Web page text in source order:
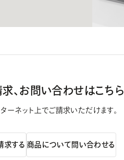
、 お問い合わせはこちら
ーネット上でご請求いただけます。
求する 商品について問い合わせる